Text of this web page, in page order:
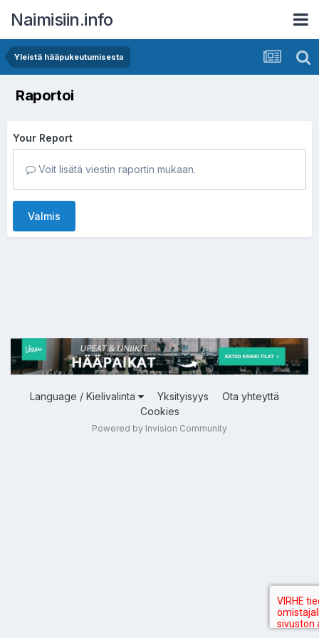
Naimisiin.info
Yleistä hääpukeutumisesta
Raportoi
Your Report
Voit lisätä viestin raportin mukaan.
Valmis
Language / Kielivalinta Yksityisyys
Ota yhteyttä
Cookies
Powered by Invision Community